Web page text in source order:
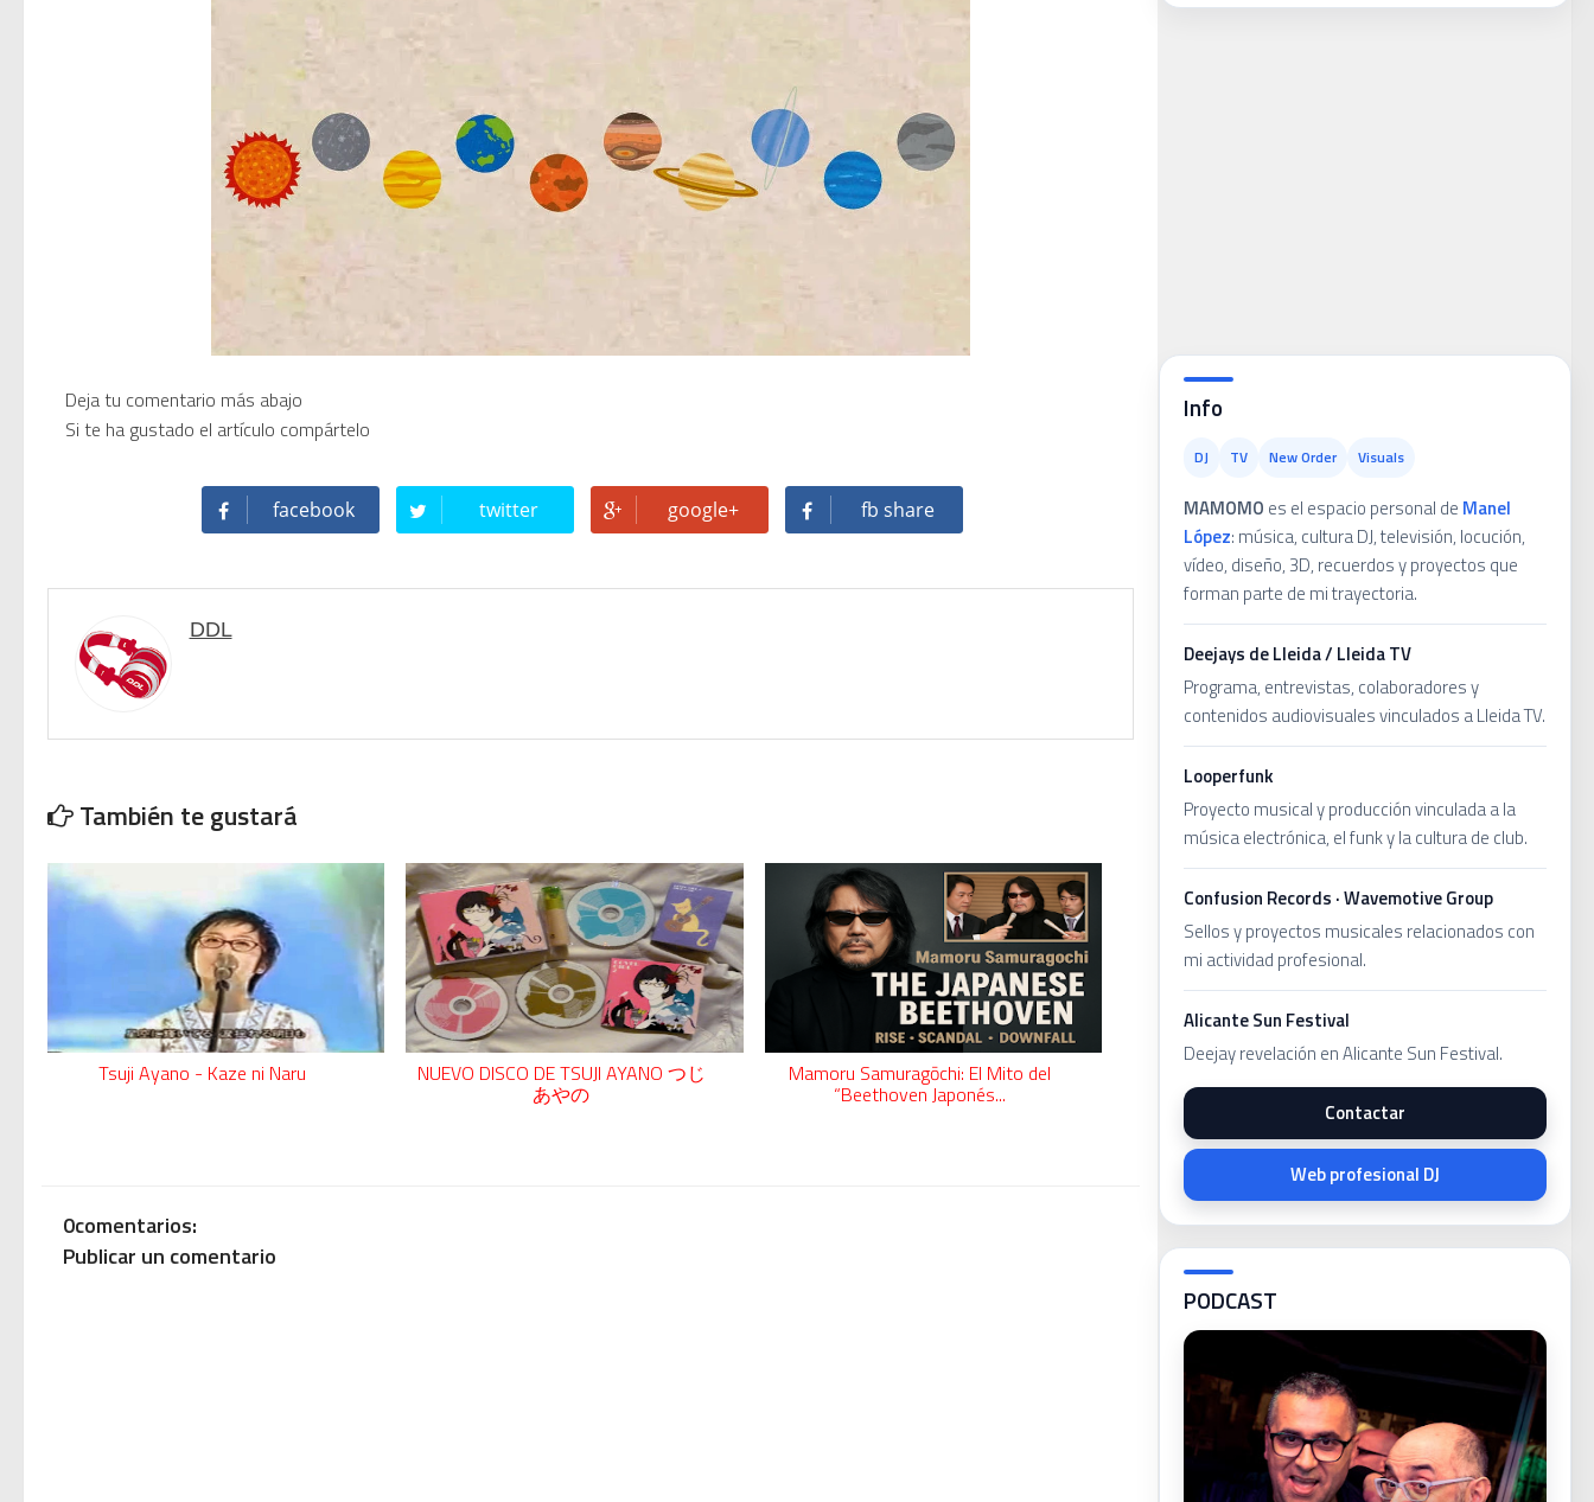
Magix Vegas Pro 23 está en camino: ¡confirmado por una fuente muy fiable!
Temporada 2024-2025 de Deejays de Lleida en Lleida TV: Música, recuerdos y comunidad DJ
Mi tercer año poniendo ritmo en la Trobada Empresarial al Pirineu 🎧✨
Una noche mágica en el Celler de Raimat
Recordando New Order - Be a Rebel el regreso elegante de una leyenda
Modern Talking: ¿Debe volver el dúo más famoso del eurodisco? La polémica que divide a millones de fans
Deja tu comentario más abajo
Si te ha gustado el artículo compártelo
facebook twitter google+ fb share
DDL
También te gustará
Tsuji Ayano - Kaze ni Naru NUEVO DISCO DE TSUJI AYANO つじ
あやの
Mamoru Samuragōchi: El Mito del
“Beethoven Japonés...
0comentarios:
Publicar un comentario
Info
DJ TV New Order Visuals
MAMOMO es el espacio personal de Manel
López: música, cultura DJ, televisión, locución,
vídeo, diseño, 3D, recuerdos y proyectos que
forman parte de mi trayectoria.
Deejays de Lleida / Lleida TV
Programa, entrevistas, colaboradores y
contenidos audiovisuales vinculados a Lleida TV.
Looperfunk
Proyecto musical y producción vinculada a la
música electrónica, el funk y la cultura de club.
Confusion Records · Wavemotive Group
Sellos y proyectos musicales relacionados con
mi actividad profesional.
Alicante Sun Festival
Deejay revelación en Alicante Sun Festival.
Contactar
Web profesional DJ
PODCAST